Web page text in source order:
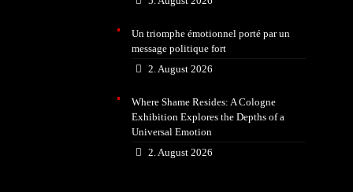
Un triomphe émotionnel porté par un
message politique fort
2. August 2026
Where Shame Resides: A Cologne
Exhibition Explores the Depths of a
Universal Emotion
2. August 2026